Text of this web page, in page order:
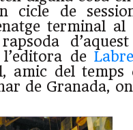
cicle de
terminal al
de
amic del
de Granada,